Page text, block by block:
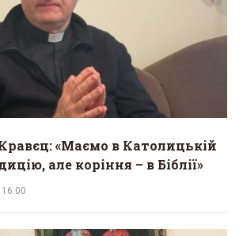
«Маємо в Католицькій
але коріння – в Біблії»